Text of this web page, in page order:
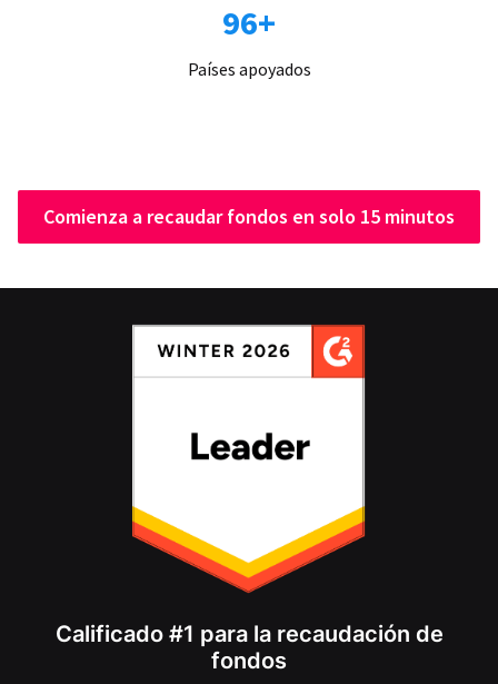
96+
Países apoyados
Comienza a recaudar fondos en solo 15 minutos
Calificado #1 para la recaudación de
fondos